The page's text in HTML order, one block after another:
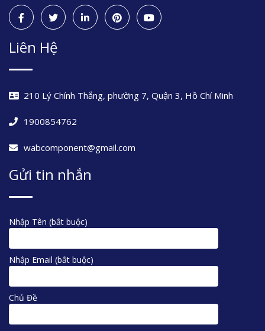
Liên Hệ
210 Lý Chính Thắng, phường 7, Quận 3, Hồ Chí Minh
1900854762
wabcomponent@gmail.com
Gửi tin nhắn
Nhập Tên (bắt buộc)
Nhập Email (bắt buộc)
Chủ Đề